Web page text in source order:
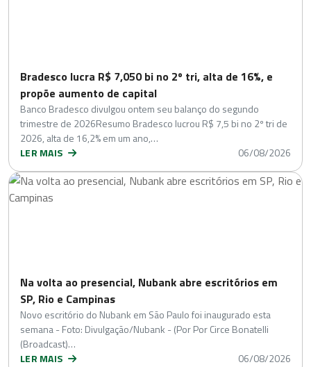
Bradesco lucra R$ 7,050 bi no 2º tri, alta de 16%, e
propõe aumento de capital
Banco Bradesco divulgou ontem seu balanço do segundo
trimestre de 2026Resumo Bradesco lucrou R$ 7,5 bi no 2º tri de
2026, alta de 16,2% em um ano,…
LER MAIS
06/08/2026
Na volta ao presencial, Nubank abre escritórios em
SP, Rio e Campinas
Novo escritório do Nubank em São Paulo foi inaugurado esta
semana - Foto: Divulgação/Nubank - (Por Por Circe Bonatelli
(Broadcast)…
LER MAIS
06/08/2026